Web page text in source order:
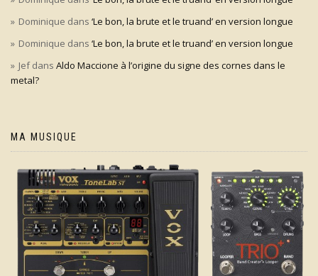
Dominique dans ‘Le bon, la brute et le truand’ en version longue
Dominique dans ‘Le bon, la brute et le truand’ en version longue
Jefdans Aldo Maccione à l’origine du signe des cornes dans le
metal?
MA MUSIQUE